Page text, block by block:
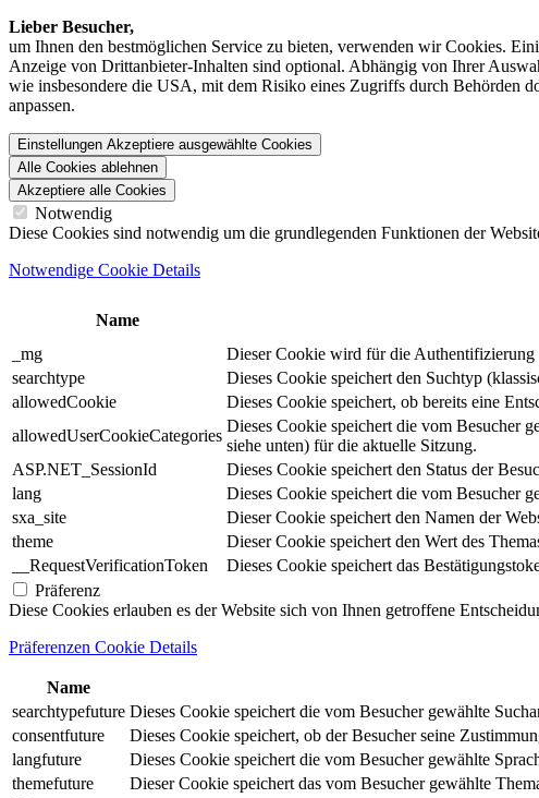
Lieber Besucher,
um Ihnen den best­möglichen Service zu bieten, verwenden wir Cookies.
Anzeige von Dritt­anbieter-Inhalten sind optional. Abhängig von Ihrer
wie insbesondere die USA, mit dem Risiko eines Zugriffs durch Behörden
anpassen.
Einstellungen Akzeptiere ausgewählte Cookies
Alle Cookies ablehnen
Akzeptiere alle Cookies
Notwendig
Diese Cookies sind notwendig um die grundlegenden Funktionen der
Notwendige Cookie Details
Name
_mg
Dieser Cookie wird für die Authentifizierung
searchtype
Dieses Cookie speichert den Suchtyp
allowedCookie
Dieses Cookie speichert, ob bereits eine
allowedUserCookieCategories
Dieses Cookie speichert die vom Besucher
siehe unten) für die aktuelle Sitzung.
ASP.NET_SessionId
Dieses Cookie speichert den Status der
lang
Dieses Cookie speichert die vom Besucher
sxa_site
Dieser Cookie speichert den Namen der
theme
Dieser Cookie speichert den Wert des
__RequestVerificationToken
Dieses Cookie speichert das
Präferenz
Diese Cookies erlauben es der Website sich von Ihnen getroffene
Präferenzen Cookie Details
Name
searchtypefuture Dieses Cookie speichert die vom Besucher gewählte
consentfuture
Dieses Cookie speichert, ob der Besucher seine
langfuture
Dieses Cookie speichert die vom Besucher gewählte
themefuture
Dieser Cookie speichert das vom Besucher gewählte